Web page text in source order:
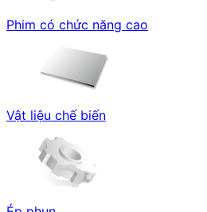
Phim có chức năng cao
Vật liệu chế biến